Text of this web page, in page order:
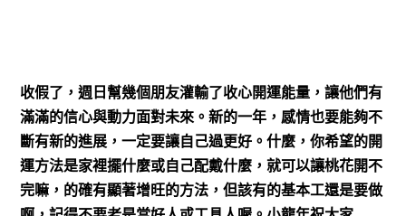
收假了，週日幫幾個朋友灌輸了收心開運能量，讓他們有
滿滿的信心與動力面對未來。新的一年，感情也要能夠不
斷有新的進展，一定要讓自己過更好。什麼，你希望的開
運方法是家裡擺什麼或自己配戴什麼，就可以讓桃花開不
完嘛，的確有顯著增旺的方法，但該有的基本工還是要做